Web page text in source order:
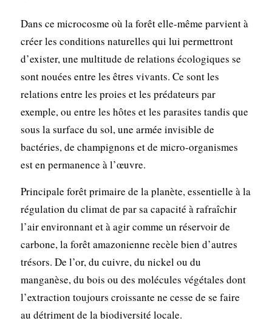
Dans ce microcosme où la forêt elle-même parvient à
créer les conditions naturelles qui lui permettront
d’exister, une multitude de relations écologiques se
sont nouées entre les êtres vivants. Ce sont les
relations entre les proies et les prédateurs par
exemple, ou entre les hôtes et les parasites tandis que
sous la surface du sol, une armée invisible de
bactéries, de champignons et de micro-organismes
est en permanence à l’œuvre.
Principale forêt primaire de la planète, essentielle à la
régulation du climat de par sa capacité à rafraîchir
l’air environnant et à agir comme un réservoir de
carbone, la forêt amazonienne recèle bien d’autres
trésors. De l’or, du cuivre, du nickel ou du
manganèse, du bois ou des molécules végétales dont
l’extraction toujours croissante ne cesse de se faire
au détriment de la biodiversité locale.